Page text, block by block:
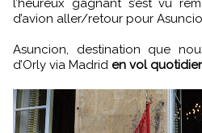
l’heureux gagnant s’est vu
d’avion aller/retour pour
Asuncion, destination que
d’Orly via Madrid en vol